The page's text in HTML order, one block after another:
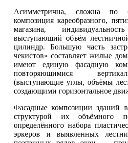
Асимметрична, сложна по
композиция кареобразного,
магазина,
выступающий объём
цилиндр. Большую часть
чекистов» составляет жилые
имеют единую фасадную
повторяющимися
(выступающие углы, объёмы
создающими горизонтальное
Фасадные композиции зданий
структурой их объёмного
определённого набора
эркеров и выявленных